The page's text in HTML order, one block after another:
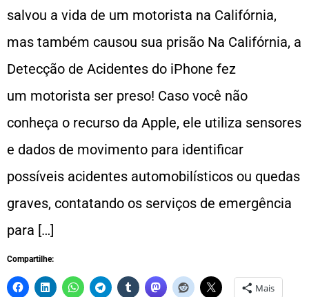
salvou a vida de um motorista na Califórnia,
mas também causou sua prisão Na Califórnia, a
Detecção de Acidentes do iPhone fez
um motorista ser preso! Caso você não
conheça o recurso da Apple, ele utiliza sensores
e dados de movimento para identificar
possíveis acidentes automobilísticos ou quedas
graves, contatando os serviços de emergência
para […]
Compartilhe:
Mais